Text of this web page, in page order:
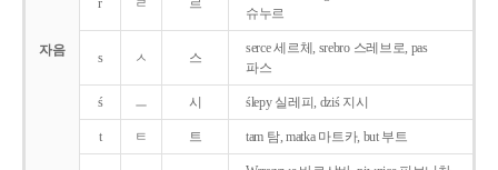
자음
r ㄹ 르
슈누르
s ㅅ 스
serce 세르체, srebro 스레브로, pas
파스
ś ㅡ 시 ślepy 실레피, dziś 지시
t ㅌ 트 tam 탐, matka 마트카, but 부트